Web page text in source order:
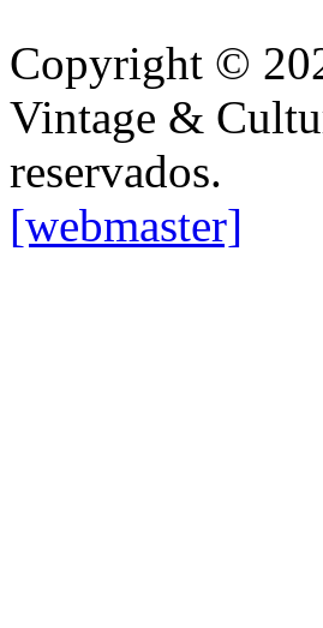
Copyright ©
Vintage &
reservados.
[webmaster]